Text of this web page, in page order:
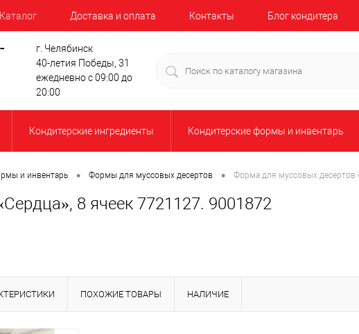
Каталог Доставка и оплата Контакты Блог кондитера
г. Челябинск
40-летия Победы, 31
ежедневно с 09:00 до
20:00
Кондитерские ингредиенты Кондитерские формы и инвентарь
и инвентарь • Формы для муссовых десертов • Форма для муссовых десертов
8 ячеек 7721127. 9001872
ПОХОЖИЕ ТОВАРЫ НАЛИЧИЕ